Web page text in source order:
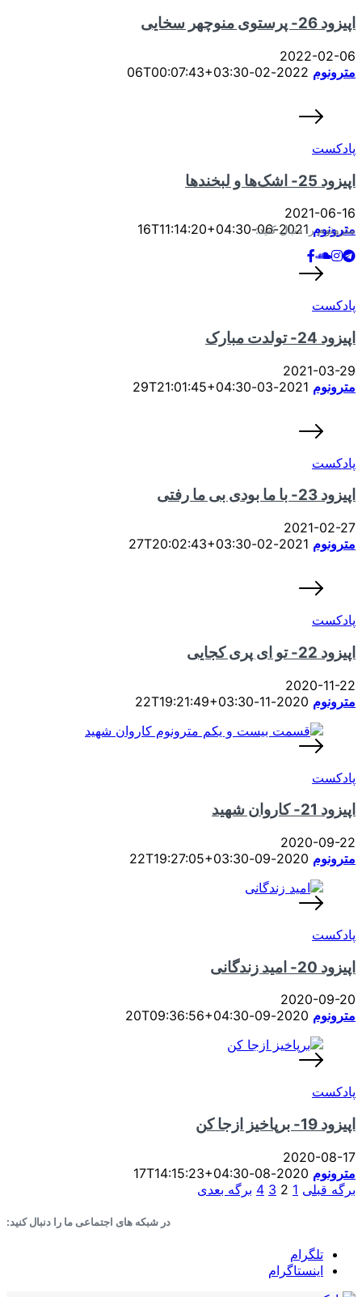
مترونوم را دنبال کنید:
اپیزود 26- پرستوی منوچهر سخایی
2022-02-06
مترونوم 2022-02-06T00:07:43+03:30
پادکست
اپیزود 25- اشک‌ها و لبخندها
2021-06-16
مترونوم 2021-06-16T11:14:20+04:30
پادکست
اپیزود 24- تولدت مبارک
2021-03-29
مترونوم 2021-03-29T21:01:45+04:30
پادکست
اپیزود 23- با ما بودی بی ما رفتی
2021-02-27
مترونوم 2021-02-27T20:02:43+03:30
پادکست
اپیزود 22- تو ای پری کجایی
2020-11-22
مترونوم 2020-11-22T19:21:49+03:30
پادکست
اپیزود 21- کاروان شهید
2020-09-22
مترونوم 2020-09-22T19:27:05+03:30
پادکست
اپیزود 20- امید زندگانی
2020-09-20
مترونوم 2020-09-20T09:36:56+04:30
پادکست
اپیزود 19- برپاخیز ازجا کن
2020-08-17
مترونوم 2020-08-17T14:15:23+04:30
صفحه‌بندی
برگه قبلی 1
2
3
4 برگه بعدی
در شبکه های اجتماعی ما را دنبال کنید:
تلگرام
اینستاگرام